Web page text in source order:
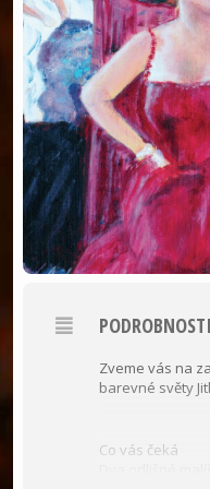
Zveme vás na
barevné světy
Co vás čeká